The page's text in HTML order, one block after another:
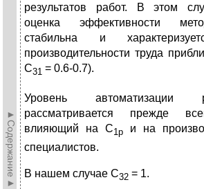
►Содержание►
результатов работ. В этом
оценка эффективности
стабильна и
производительности труда
С31 = 0.6-0.7).
Уровень автоматизации
рассматривается прежде
влияющий на С1р и на
специалистов.
В нашем случае С32 = 1.